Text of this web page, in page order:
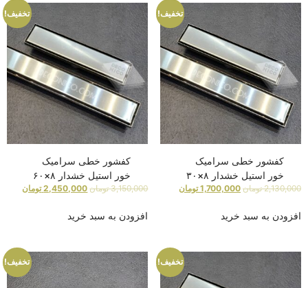
تخفیف!
کفشور خطی سرامیک
خور استیل خشدار ۸×۳۰
2,130,000 تومان 1,700,000 تومان
افزودن به سبد خرید
تخفیف!
کفشور خطی سرامیک
خور استیل خشدار ۸×۶۰
3,150,000 تومان 2,450,000 تومان
افزودن به سبد خرید
تخفیف! تخفیف!